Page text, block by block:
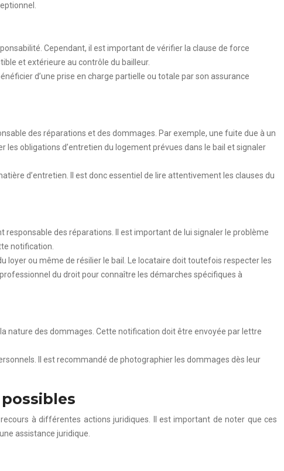
Cependant, il est important de vérifier la clause de force
et extérieure au contrôle du bailleur.
d’une prise en charge partielle ou totale par son assurance
des réparations et des dommages. Par exemple, une fuite due à un
obligations d’entretien du logement prévues dans le bail et signaler
d’entretien. Il est donc essentiel de lire attentivement les clauses du
des réparations. Il est important de lui signaler le problème
notification.
loyer ou même de résilier le bail. Le locataire doit toutefois respecter les
du droit pour connaître les démarches spécifiques à
nature des dommages. Cette notification doit être envoyée par lettre
Il est recommandé de photographier les dommages dès leur
à différentes actions juridiques. Il est important de noter que ces
assistance juridique.